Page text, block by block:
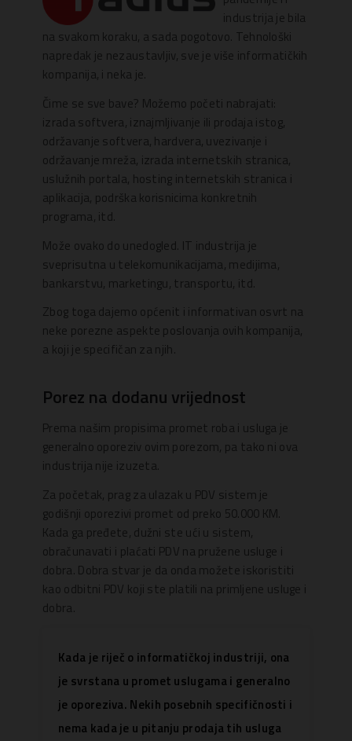
industrija je bila
na svakom koraku, a sada pogotovo. Tehnološki
napredak je nezaustavljiv, sve je više informatičkih
kompanija, i neka je.
Čime se sve bave? Možemo početi nabrajati:
izrada softvera, iznajmljivanje ili prodaja istog,
održavanje softvera, hardvera, uvezivanje i
održavanje mreža, izrada internetskih stranica,
uslužnih portala, hosting internetskih stranica i
aplikacija, podrška korisnicima konkretnih
programa, itd.
Može ovako do unedogled. IT industrija je
sveprisutna u telekomunikacijama, medijima,
bankarstvu, marketingu, transportu, itd.
Zbog toga dajemo općenit i informativan osvrt na
neke porezne aspekte poslovanja ovih kompanija,
a koji je specifičan za njih.
Porez na dodanu vrijednost
Prema našim propisima promet roba i usluga je
generalno oporeziv ovim porezom, pa tako ni ova
industrija nije izuzeta.
Za početak, prag za ulazak u PDV sistem je
godišnji oporezivi promet od preko 50.000 KM.
Kada ga pređete, dužni ste ući u sistem,
obračunavati i plaćati PDV na pružene usluge i
dobra. Dobra stvar je da onda možete iskoristiti
kao odbitni PDV koji ste platili na primljene usluge i
dobra.
Kada je riječ o informatičkoj industriji, ona
je svrstana u promet uslugama i generalno
je oporeziva. Nekih posebnih specifičnosti i
nema kada je u pitanju prodaja tih usluga